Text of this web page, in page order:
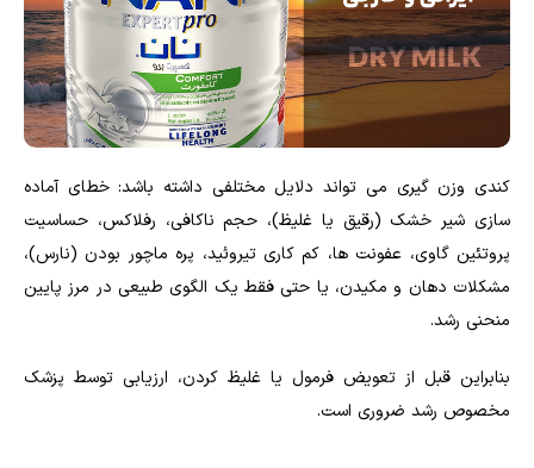
کندی وزن گیری می تواند دلایل مختلفی داشته باشد: خطای آماده
سازی شیر خشک (رقیق یا غلیظ)، حجم ناکافی، رفلاکس، حساسیت
پروتئین گاوی، عفونت ها، کم کاری تیروئید، پره ماچور بودن (نارس)،
مشکلات دهان و مکیدن، یا حتی فقط یک الگوی طبیعی در مرز پایین
منحنی رشد.
بنابراین قبل از تعویض فرمول یا غلیظ کردن، ارزیابی توسط پزشک
مخصوص رشد ضروری است.